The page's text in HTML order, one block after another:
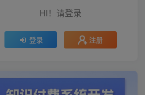
HI！请登录
登录 注册